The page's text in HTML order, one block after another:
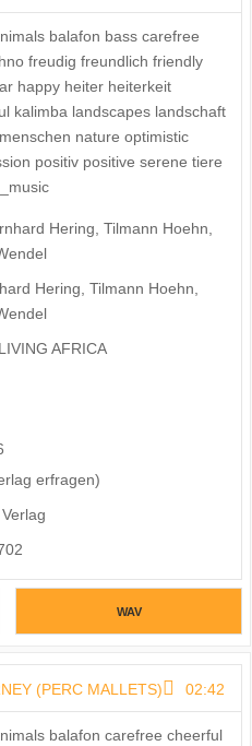
balafon bass carefree
freudig freundlich friendly
happy heiter heiterkeit
kalimba landscapes landschaft
nature optimistic
positiv positive serene tiere
Hering, Tilmann Hoehn,
Hering, Tilmann Hoehn,
AFRICA
erfragen)
WAV
(PERC MALLETS) 02:42
balafon carefree cheerful